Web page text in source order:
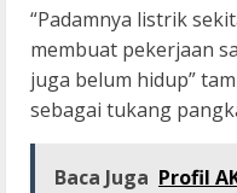
“Padamnya listrik
membuat pekerjaan
juga belum hidup”
sebagai tukang
Baca Juga Profil